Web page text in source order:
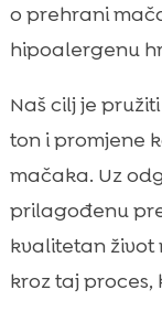
bolesti
 Najčešće
 Zaključak
FAQ
o prehrani
hipoalergenu
Naš cilj je
ton i promjene
mačaka. Uz
prilagođenu
kvalitetan život
kroz taj